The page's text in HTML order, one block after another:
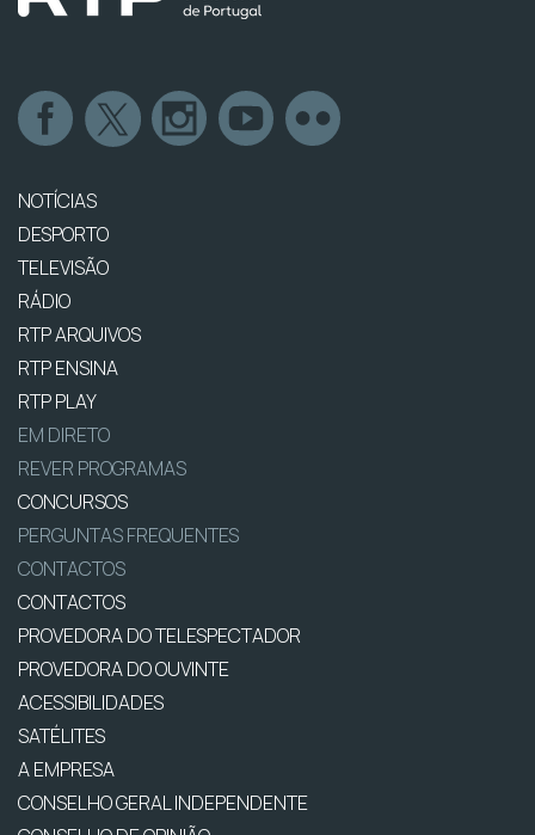
NOTÍCIAS
DESPORTO
TELEVISÃO
RÁDIO
RTP ARQUIVOS
RTP ENSINA
RTP PLAY
EM DIRETO
REVER PROGRAMAS
CONCURSOS
PERGUNTAS FREQUENTES
CONTACTOS
CONTACTOS
PROVEDORA DO TELESPECTADOR
PROVEDORA DO OUVINTE
ACESSIBILIDADES
SATÉLITES
A EMPRESA
CONSELHO GERAL INDEPENDENTE